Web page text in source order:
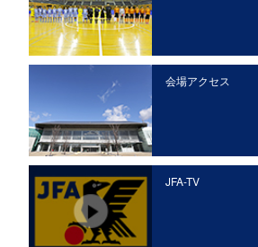
会場アクセス
JFA-TV